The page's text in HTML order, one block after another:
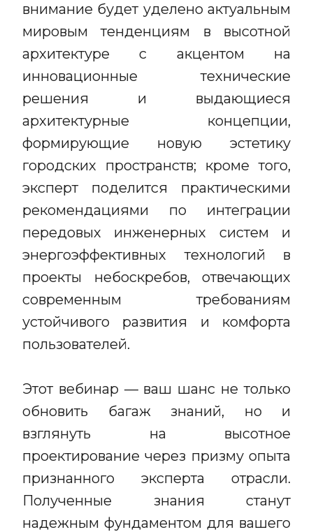
внимание будет уделено актуальным
мировым тенденциям в высотной
архитектуре с акцентом на
инновационные технические
решения и выдающиеся
архитектурные концепции,
формирующие новую эстетику
городских пространств; кроме того,
эксперт поделится практическими
рекомендациями по интеграции
передовых инженерных систем и
энергоэффективных технологий в
проекты небоскребов, отвечающих
современным требованиям
устойчивого развития и комфорта
пользователей.
Этот вебинар — ваш шанс не только
обновить багаж знаний, но и
взглянуть на высотное
проектирование через призму опыта
признанного эксперта отрасли.
Полученные знания станут
надежным фундаментом для вашего